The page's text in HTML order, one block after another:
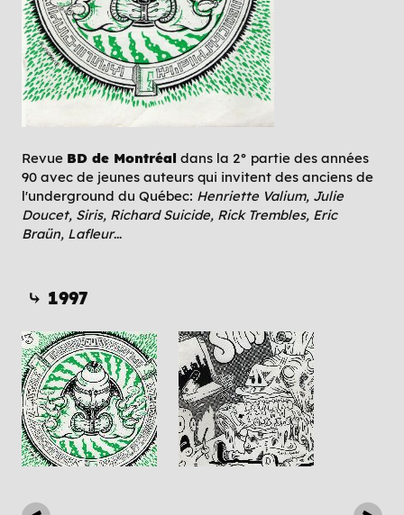
Revue BD de Montréal dans la 2° partie des années
90 avec de jeunes auteurs qui invitent des anciens de
l'underground du Québec: Henriette Valium, Julie
Doucet, Siris, Richard Suicide, Rick Trembles, Eric
Braün, Lafleur...
⤷ 1997